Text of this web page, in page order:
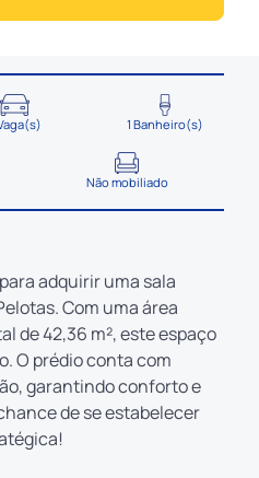
1 Banheiro(s)
Não mobiliado
adquirir uma sala
Com uma área
de 42,36 m², este espaço
O prédio conta com
garantindo conforto e
de se estabelecer